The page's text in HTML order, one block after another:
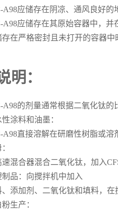
A98应储存在阴凉、通风良好的
A98应储存在其原始容器中，并
存在严格密封且未打开的容器中
明：
A98的剂量通常根据二氧化钛的
涂料和油墨：
A98直接溶解在研磨性树脂或溶
速混合器混合二氧化钛，加入
制品：向搅拌机中加入
、添加剂、二氧化钛和填料，在
生产：